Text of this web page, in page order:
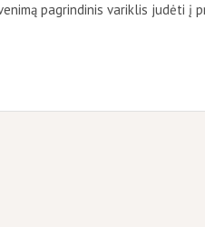
pagrindinis variklis judėti į